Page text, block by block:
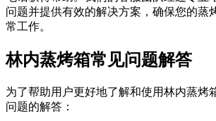
问题并提供有效的解决方案，确保您的蒸
常工作。
林内蒸烤箱常见问题解答
为了帮助用户更好地了解和使用林内蒸烤
问题的解答：